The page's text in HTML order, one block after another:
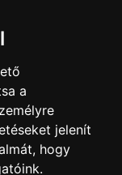
a
jelenít
hogy